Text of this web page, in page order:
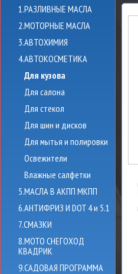
1.РАЗЛИВНЫЕ МАСЛА
2.МОТОРНЫЕ МАСЛА
3.АВТОХИМИЯ
4.АВТОКОСМЕТИКА
Для кузова
Для салона
Для стекол
Для шин и дисков
Для мытья и полировки
Освежители
Влажные салфетки
5.МАСЛА В АКПП МКПП
6.АНТИФРИЗ И DOT 4 и 5.1
7.СМАЗКИ
8.МОТО СНЕГОХОД
КВАДРИК
9.САДОВАЯ ПРОГРАММА